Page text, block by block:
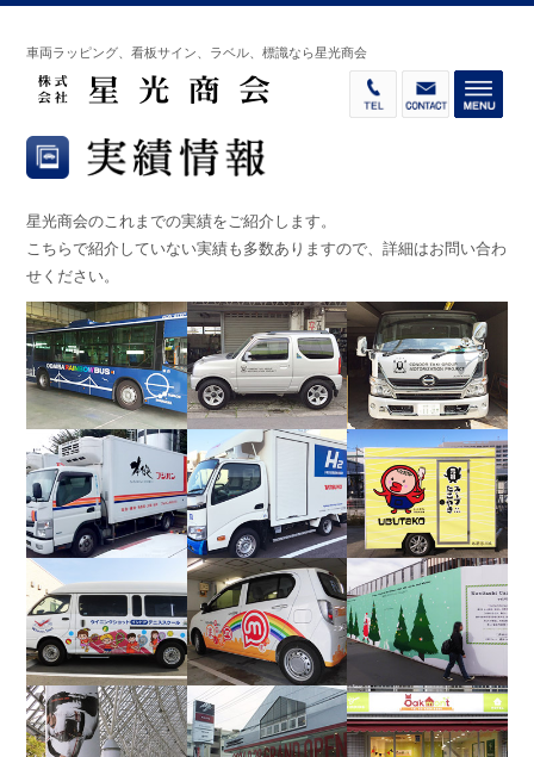
車両ラッピング、看板サイン、ラベル、標識なら星光商会
星光商会のこれまでの実績をご紹介します。
こちらで紹介していない実績も多数ありますので、詳細はお問い合わ
せください。